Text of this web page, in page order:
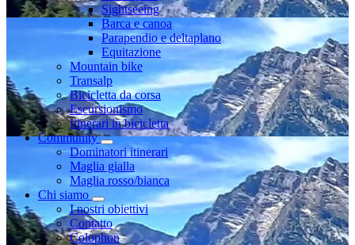
Sightseeing
Barca e canoa
Parapendio e deltaplano
Equitazione
Mountain bike
Transalp
Bicicletta da corsa
Escursionismo
Itinerari in bicicletta
Community
Dominatori itinerari
Maglia gialla
Maglia rosso/bianca
Chi siamo
I nostri obiettivi
Contatto
Colophon